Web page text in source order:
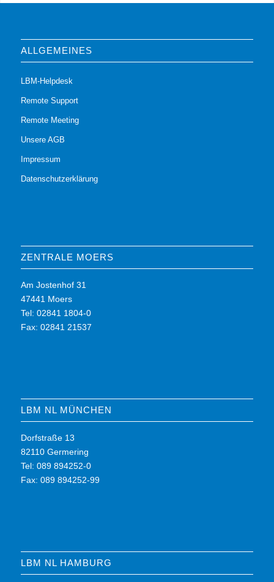
ALLGEMEINES
LBM-Helpdesk
Remote Support
Remote Meeting
Unsere AGB
Impressum
Datenschutzerklärung
ZENTRALE MOERS
Am Jostenhof 31
47441 Moers
Tel: 02841 1804-0
Fax: 02841 21537
LBM NL MÜNCHEN
Dorfstraße 13
82110 Germering
Tel: 089 894252-0
Fax: 089 894252-99
LBM NL HAMBURG